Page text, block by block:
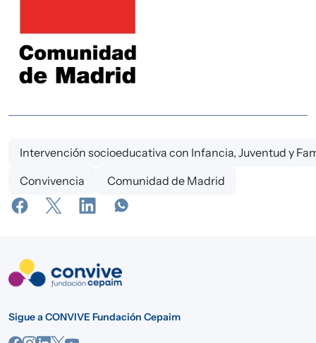
Intervención socioeducativa con Infancia, Juventud y
Convivencia
Comunidad de Madrid
Sigue a CONVIVE Fundación Cepaim